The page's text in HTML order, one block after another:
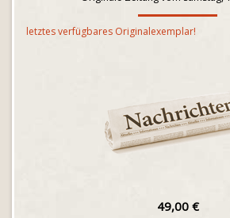
letztes verfügbares Originalexemplar!
49,00 €